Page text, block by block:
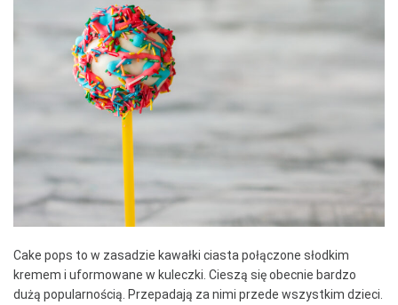
Cake pops to w zasadzie kawałki ciasta połączone słodkim
kremem i uformowane w kuleczki. Cieszą się obecnie bardzo
dużą popularnością. Przepadają za nimi przede wszystkim dzieci.